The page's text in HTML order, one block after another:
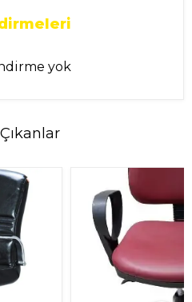
yok